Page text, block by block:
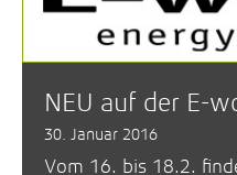
NEU auf der E-
30. Januar 2016
Vom 16. bis 18.2.